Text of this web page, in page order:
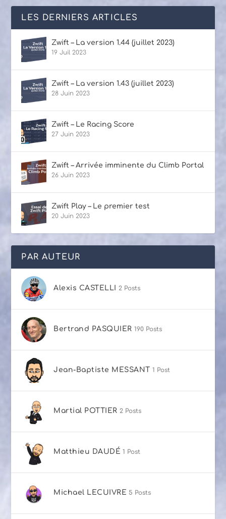
LES DERNIERS ARTICLES
Zwift – La version 1.44 (juillet 2023)
19 Juil 2023
Zwift – La version 1.43 (juillet 2023)
28 Juin 2023
Zwift – Le Racing Score
27 Juin 2023
Zwift – Arrivée imminente du Climb Portal
26 Juin 2023
Zwift Play – Le premier test
20 Juin 2023
PAR AUTEUR
Alexis CASTELLI 2 Posts
Bertrand PASQUIER 190 Posts
Jean-Baptiste MESSANT 1 Post
Martial POTTIER 2 Posts
Matthieu DAUDÉ 1 Post
Michael LECUIVRE 5 Posts